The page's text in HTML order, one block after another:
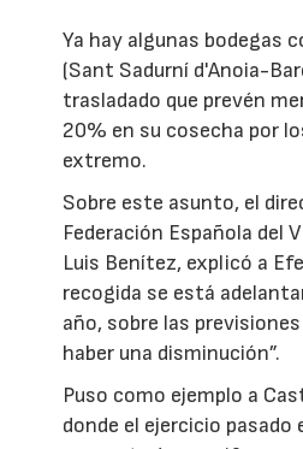
Ya hay algunas bodegas
(Sant Sadurní d'Anoia-
trasladado que prevén
20% en su cosecha por
extremo.
Sobre este asunto, el
Federación Española del
Luis Benítez, explicó a
recogida se está
año, sobre las
haber una disminución”.
Puso como ejemplo a
donde el ejercicio pasado